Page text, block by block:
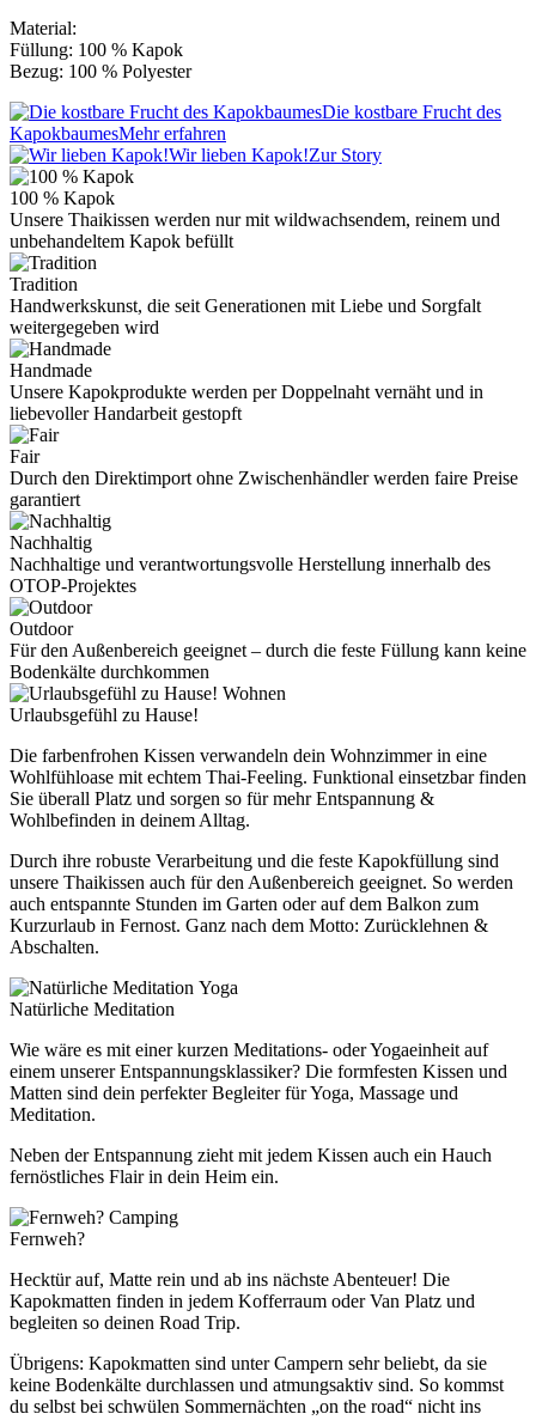
Material:
Füllung: 100 % Kapok
Bezug: 100 % Polyester
Die kostbare Frucht des
KapokbaumesMehr erfahren
Wir lieben Kapok!Zur Story
100 % Kapok
Unsere Thaikissen werden nur mit wildwachsendem, reinem und
unbehandeltem Kapok befüllt
Tradition
Handwerkskunst, die seit Generationen mit Liebe und Sorgfalt
weitergegeben wird
Handmade
Unsere Kapokprodukte werden per Doppelnaht vernäht und in
liebevoller Handarbeit gestopft
Fair
Durch den Direktimport ohne Zwischenhändler werden faire Preise
garantiert
Nachhaltig
Nachhaltige und verantwortungsvolle Herstellung innerhalb des
OTOP-Projektes
Outdoor
Für den Außenbereich geeignet – durch die feste Füllung kann keine
Bodenkälte durchkommen
Wohnen
Urlaubsgefühl zu Hause!
Die farbenfrohen Kissen verwandeln dein Wohnzimmer in eine
Wohlfühloase mit echtem Thai-Feeling. Funktional einsetzbar finden
Sie überall Platz und sorgen so für mehr Entspannung &
Wohlbefinden in deinem Alltag.
Durch ihre robuste Verarbeitung und die feste Kapokfüllung sind
unsere Thaikissen auch für den Außenbereich geeignet. So werden
auch entspannte Stunden im Garten oder auf dem Balkon zum
Kurzurlaub in Fernost. Ganz nach dem Motto: Zurücklehnen &
Abschalten.
Yoga
Natürliche Meditation
Wie wäre es mit einer kurzen Meditations- oder Yogaeinheit auf
einem unserer Entspannungsklassiker? Die formfesten Kissen und
Matten sind dein perfekter Begleiter für Yoga, Massage und
Meditation.
Neben der Entspannung zieht mit jedem Kissen auch ein Hauch
fernöstliches Flair in dein Heim ein.
Camping
Fernweh?
Hecktür auf, Matte rein und ab ins nächste Abenteuer! Die
Kapokmatten finden in jedem Kofferraum oder Van Platz und
begleiten so deinen Road Trip.
Übrigens: Kapokmatten sind unter Campern sehr beliebt, da sie
keine Bodenkälte durchlassen und atmungsaktiv sind. So kommst
du selbst bei schwülen Sommernächten „on the road“ nicht ins